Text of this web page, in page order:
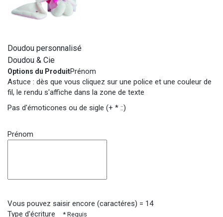
Doudou personnalisé
Doudou & Cie
Options du ProduitPrénom
Astuce : dès que vous cliquez sur une police et une couleur de
fil, le rendu s'affiche dans la zone de texte
Pas d'émoticones ou de sigle (+ * ::)
Prénom
Vous pouvez saisir encore (caractéres) = 14
Type d'écriture* Requis